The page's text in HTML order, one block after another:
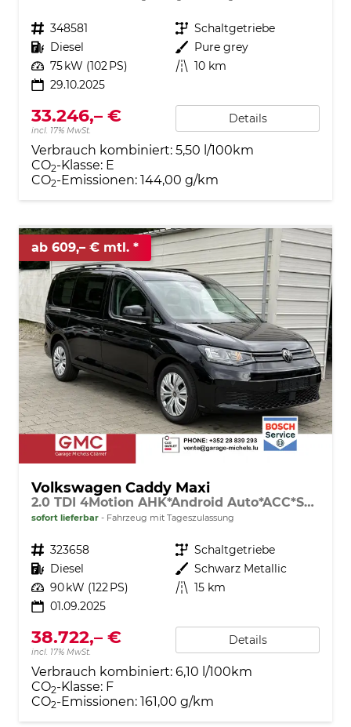
Fahrzeugnr. 348581 Getriebe Schaltgetriebe
Kraftstoff Diesel Außenfarbe Pure grey
Leistung 75 kW (102 PS) Kilometerstand 10 km
29.10.2025
33.246,– €
incl. 17% MwSt.
Details
Verbrauch kombiniert: 5,50 l/100km
CO2-Klasse: E
CO2-Emissionen: 144,00 g/km
ab 609,– € mtl.
Volkswagen Caddy Maxi
2.0 TDI 4Motion AHK*Android Auto*ACC*SHZ*KAMERA*PDC*Klimaauto
sofort lieferbar Fahrzeug mit Tageszulassung
Fahrzeugnr. 323658 Getriebe Schaltgetriebe
Kraftstoff Diesel Außenfarbe Schwarz Metallic
Leistung 90 kW (122 PS) Kilometerstand 15 km
01.09.2025
38.722,– €
incl. 17% MwSt.
Details
Verbrauch kombiniert: 6,10 l/100km
CO2-Klasse: F
CO2-Emissionen: 161,00 g/km